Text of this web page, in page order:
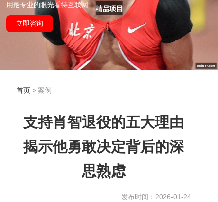
用最专业的眼光看待互联网
立即咨询
首页> 案例
支持肖智退役的五大理由
揭示他勇敢决定背后的深
思熟虑
发布时间：2026-01-24